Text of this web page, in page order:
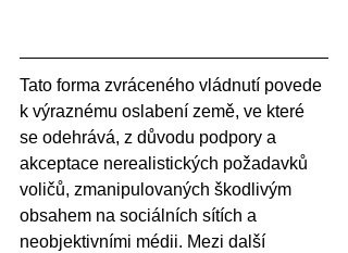
Tato forma zvráceného vládnutí povede
k výraznému oslabení země, ve které
se odehrává, z důvodu podpory a
akceptace nerealistických požadavků
voličů, zmanipulovaných škodlivým
obsahem na sociálních sítích a
neobjektivními médii. Mezi další